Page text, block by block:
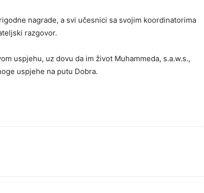
nagrade, a svi učesnici sa svojim koordinatorima
razgovor.
uspjehu, uz dovu da im život Muhammeda, s.a.w.s.,
uspjehe na putu Dobra.